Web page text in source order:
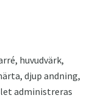
huvudvärk,
djup andning,
administreras